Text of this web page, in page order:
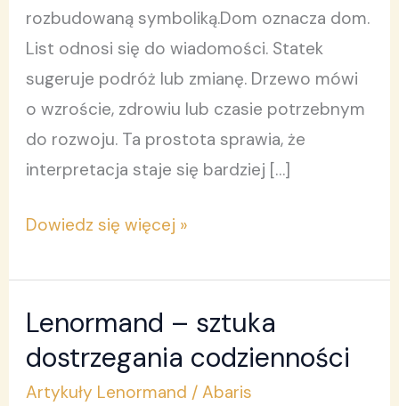
rozbudowaną symboliką.Dom oznacza dom.
List odnosi się do wiadomości. Statek
sugeruje podróż lub zmianę. Drzewo mówi
o wzroście, zdrowiu lub czasie potrzebnym
do rozwoju. Ta prostota sprawia, że
interpretacja staje się bardziej […]
Dowiedz się więcej »
Lenormand – sztuka
dostrzegania codzienności
Artykuły Lenormand /Abaris
Lenormand
–
sztuka